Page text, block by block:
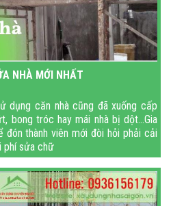
NHÀ MỚI NHẤT
dụng căn nhà cũng đã xuống cấp
bong tróc hay mái nhà bị dột…Gia
đón thành viên mới đòi hỏi phải cải
phí sửa chữ